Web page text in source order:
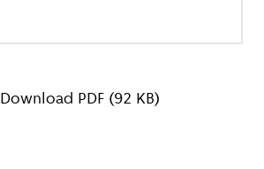
Download PDF (92 KB)